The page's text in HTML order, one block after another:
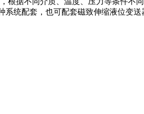
统配套，也可配套磁致伸缩液位变